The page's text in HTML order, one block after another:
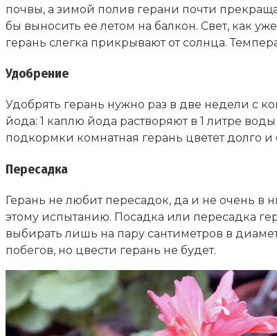
почвы, а зимой полив герани почти
бы выносить ее летом на балкон. Свет, как
герань слегка прикрывают от солнца.
Удобрение
Удобрять герань нужно раз в две недели с
йода: 1 каплю йода растворяют в 1 литре
подкормки комнатная герань цветет долго
Пересадка
Герань не любит пересадок, да и не очень в
этому испытанию. Посадка или пересадка
выбирать лишь на пару сантиметров в
побегов, но цвести герань не будет.